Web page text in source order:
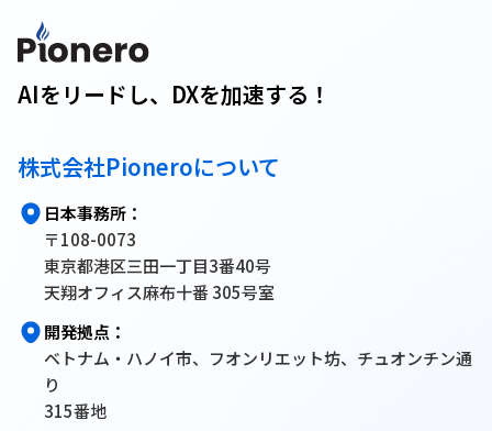
AIをリードし、DXを加速する！
株式会社Pioneroについて
日本事務所：
〒108-0073
東京都港区三田一丁目3番40号
天翔オフィス麻布十番 305号室
開発拠点：
ベトナム・ハノイ市、フオンリエット坊、チュオンチン通
り
315番地